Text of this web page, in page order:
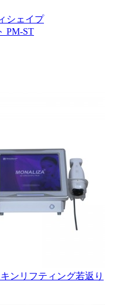
シェイプ
PM-ST
ンリフティング若返り